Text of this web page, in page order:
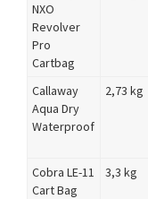
NXO
Revolver
Pro
Cartbag
Callaway
Aqua Dry
Waterproof
2,73 kg
Cobra LE-11
Cart Bag
3,3 kg